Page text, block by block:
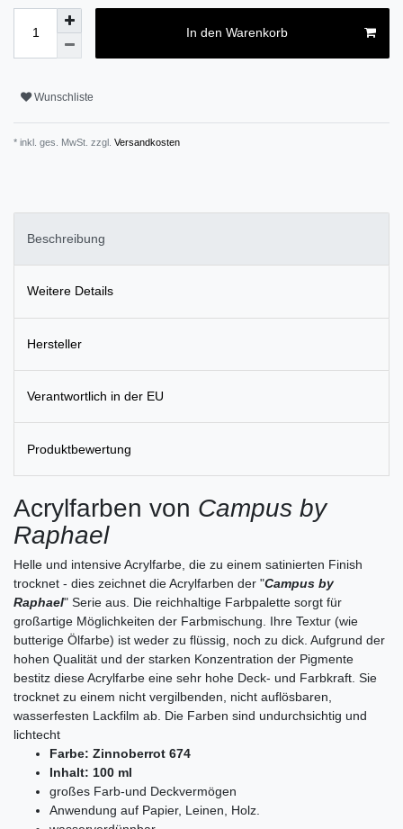
In den Warenkorb
Wunschliste
* inkl. ges. MwSt. zzgl. Versandkosten
Beschreibung
Weitere Details
Hersteller
Verantwortlich in der EU
Produktbewertung
Acrylfarben von Campus by
Raphael
Helle und intensive Acrylfarbe, die zu einem satinierten Finish
trocknet - dies zeichnet die Acrylfarben der "Campus by
Raphael" Serie aus. Die reichhaltige Farbpalette sorgt für
großartige Möglichkeiten der Farbmischung. Ihre Textur (wie
butterige Ölfarbe) ist weder zu flüssig, noch zu dick. Aufgrund der
hohen Qualität und der starken Konzentration der Pigmente
bestitz diese Acrylfarbe eine sehr hohe Deck- und Farbkraft. Sie
trocknet zu einem nicht vergilbenden, nicht auflösbaren,
wasserfesten Lackfilm ab. Die Farben sind undurchsichtig und
lichtecht
Farbe: Zinnoberrot 674
Inhalt: 100 ml
großes Farb-und Deckvermögen
Anwendung auf Papier, Leinen, Holz.